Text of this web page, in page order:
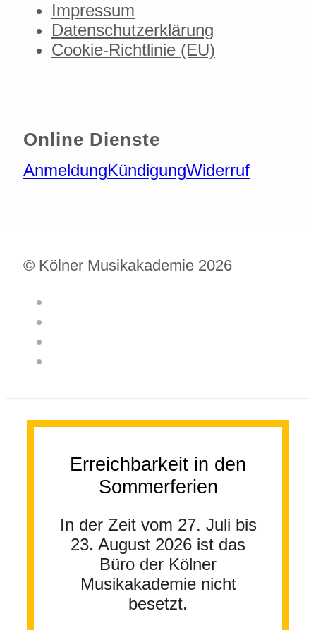
Impressum
Datenschutzerklärung
Cookie-Richtlinie (EU)
Online Dienste
AnmeldungKündigungWiderruf
© Kölner Musikakademie 2026
Erreichbarkeit in den
Sommerferien
In der Zeit vom 27. Juli bis
23. August 2026 ist das
Büro der Kölner
Musikakademie nicht
besetzt.